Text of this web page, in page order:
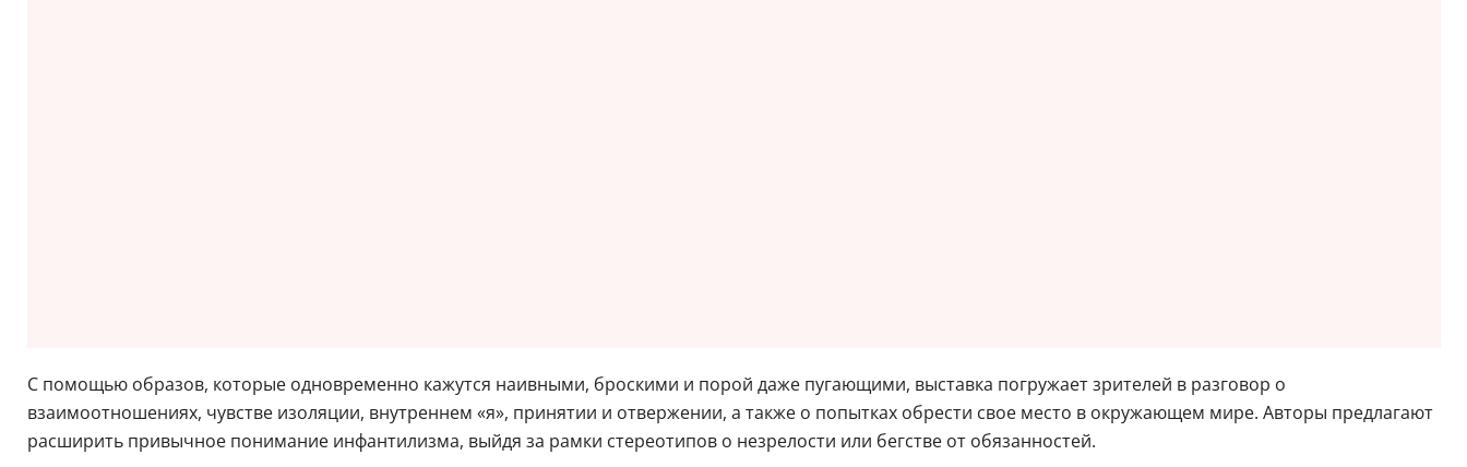
С помощью образов, которые одновременно кажутся наивными, броскими и порой даже пугающими, выставка погружает зрителей в разговор о
взаимоотношениях, чувстве изоляции, внутреннем «я», принятии и отвержении, а также о попытках обрести свое место в окружающем мире. Авторы предлагают
расширить привычное понимание инфантилизма, выйдя за рамки стереотипов о незрелости или бегстве от обязанностей.